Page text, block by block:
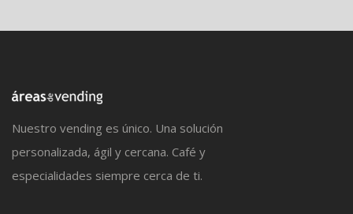
Nuestro vending es único. Una solución
personalizada, ágil y cercana. Café y
especialidades siempre cerca de ti.